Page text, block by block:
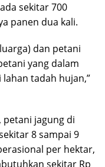
sekitar 700
panen dua kali.
dan petani
yang dalam
tadah hujan,”
petani jagung di
8 sampai 9
per hektar,
sekitar Rp